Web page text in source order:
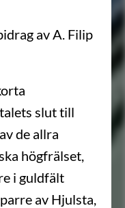
av A. Filip
slut till
de allra
högfrälset,
i guldfält
av Hjulsta,